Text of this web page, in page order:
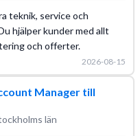
teknik, service och
hjälper kunder med allt
och offerter.
2026-08-15
Manager till
län